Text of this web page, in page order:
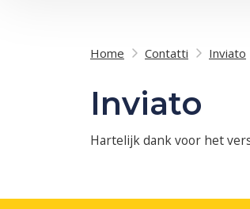
Home Contatti Inviato
Inviato
Hartelijk dank voor het